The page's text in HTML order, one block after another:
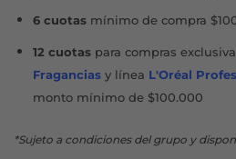
6 cuotasmínimo de compra
12 cuotaspara compras
Fraganciasy línea L'Oréal
monto mínimo de $100.000
*Sujeto a condiciones del grupo y